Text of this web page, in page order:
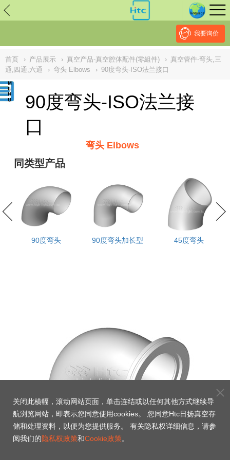
// replaced by scott on 2026/7/20 reason: high risk: Unsafe
Implementation Of Subresource Integrity /**/ // ------------------------------
我要询价
首页 › 产品展示 › 真空产品-真空腔体配件(零組件) › 真空管件-弯头,三
通,四通,六通
› 弯头 Elbows › 90度弯头-ISO法兰接口
90度弯头-ISO法兰接
口
弯头 Elbows
同类型产品
90度弯头 90度弯头加长型 45度弯头
关闭此横幅，滚动网站页面，单击连结或以任何其他方式继续导
航浏览网站，即表示您同意使用cookies。 您同意Htc日扬真空存
储和处理资料，以便为您提供服务。 有关隐私权详细信息，请参
阅我们的隐私权政策和Cookie政策。